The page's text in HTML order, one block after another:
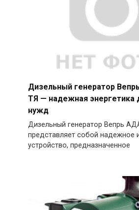
Дизельный генератор
ТЯ — надежная энергетика
нужд
Дизельный генератор Вепрь
представляет собой надежное
устройство, предназначенное